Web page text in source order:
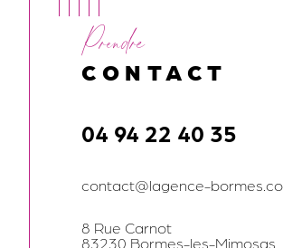
Prendre
CONTACT
04 94 22 40 35
contact@lagence-
8 Rue Carnot
83230 Bormes-les-Mimosas